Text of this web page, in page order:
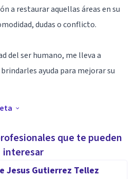
a restaurar aquellas áreas en su
dudas o conflicto.
del ser humano, me lleva a
ayuda para mejorar su
opciones adecuadas que generen
para vivir cada vez mejor.
que te pueden
interesar
Jesus Gutierrez Tellez